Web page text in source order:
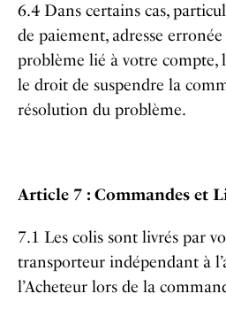
6.4 Dans certains cas,
de paiement, adresse
problème lié à votre compte,
le droit de suspendre la
résolution du problème.
Article 7 : Commandes et
7.1 Les colis sont livrés par
transporteur indépendant à
l’Acheteur lors de la